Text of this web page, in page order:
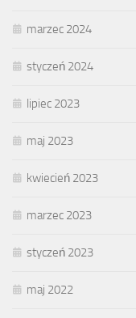
marzec 2024
styczeń 2024
lipiec 2023
maj 2023
kwiecień 2023
marzec 2023
styczeń 2023
maj 2022